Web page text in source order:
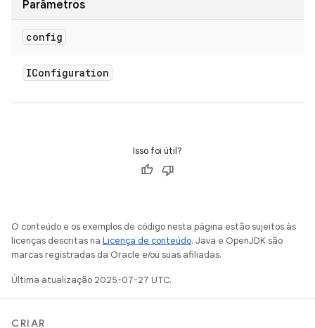
Parâmetros
config
IConfiguration
Isso foi útil?
O conteúdo e os exemplos de código nesta página estão sujeitos às
licenças descritas na Licença de conteúdo. Java e OpenJDK são
marcas registradas da Oracle e/ou suas afiliadas.
Última atualização 2025-07-27 UTC.
CRIAR